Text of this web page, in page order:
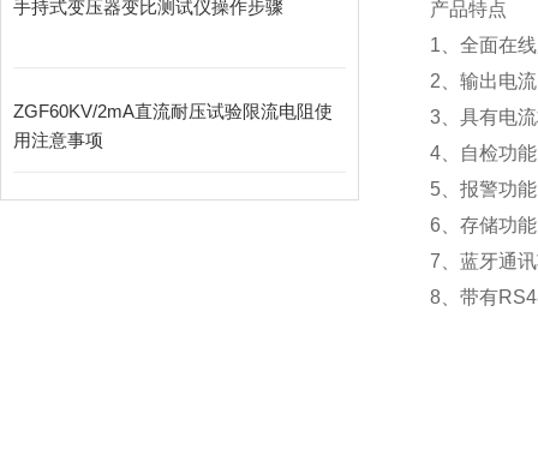
手持式变压器变比测试仪操作步骤
ZGF60KV/2mA直流耐压试验限流电阻使
用注意事项
产品特点
1、全面在
2、输出电
3、具有电
4、自检功
5、报警功
6、存储功
7、蓝牙通
8、带有